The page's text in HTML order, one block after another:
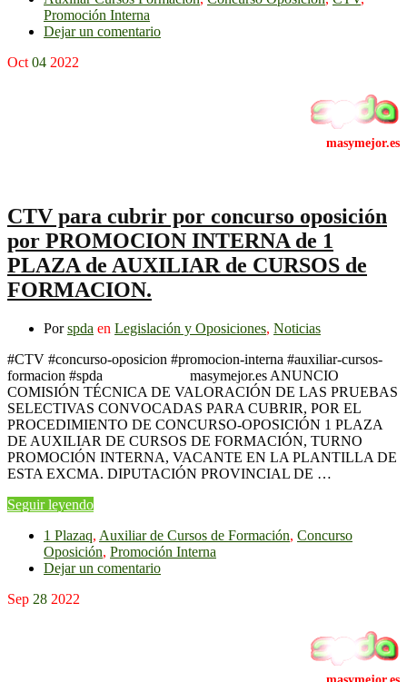
Promoción Interna
Dejar un comentario
Oct 04 2022
CTV para cubrir por concurso oposición
por PROMOCION INTERNA de 1
PLAZA de AUXILIAR de CURSOS de
FORMACION.
Porspda en Legislación y Oposiciones, Noticias
#CTV #concurso-oposicion #promocion-interna #auxiliar-cursos-
formacion #spda masymejor.es ANUNCIO
COMISIÓN TÉCNICA DE VALORACIÓN DE LAS PRUEBAS
SELECTIVAS CONVOCADAS PARA CUBRIR, POR EL
PROCEDIMIENTO DE CONCURSO-OPOSICIÓN 1 PLAZA
DE AUXILIAR DE CURSOS DE FORMACIÓN, TURNO
PROMOCIÓN INTERNA, VACANTE EN LA PLANTILLA DE
ESTA EXCMA. DIPUTACIÓN PROVINCIAL DE …
Seguir leyendo
1 Plazaq, Auxiliar de Cursos de Formación, Concurso
Oposición, Promoción Interna
Dejar un comentario
Sep 28 2022